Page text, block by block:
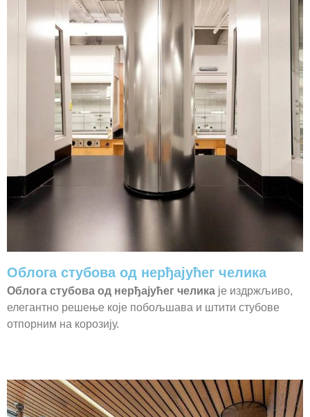
Облога стубова од нерђајућег челика
Облога стубова од нерђајућег челика је издржљиво,
елегантно решење које побољшава и штити стубове
отпорним на корозију.